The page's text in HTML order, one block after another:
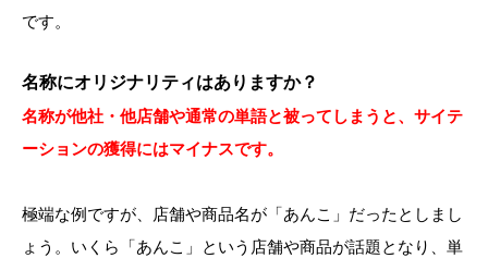
です。
名称にオリジナリティはありますか？
名称が他社・他店舗や通常の単語と被ってしまうと、サイテ
ーションの獲得にはマイナスです。
極端な例ですが、店舗や商品名が「あんこ」だったとしまし
ょう。いくら「あんこ」という店舗や商品が話題となり、単